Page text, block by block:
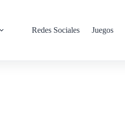
Redes Sociales Juegos